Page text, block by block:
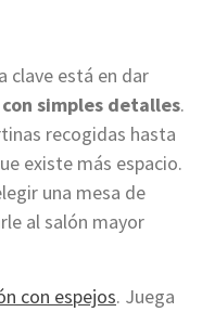
clave está en dar
simples detalles.
recogidas hasta
existe más espacio.
una mesa de
al salón mayor
con espejos. Juega